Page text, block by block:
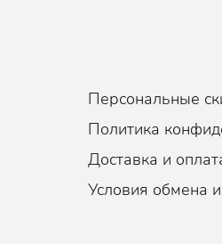
Персональные
Политика
Доставка и
Условия обмена